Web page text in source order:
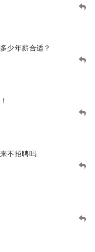
少年薪合适？
不招聘吗